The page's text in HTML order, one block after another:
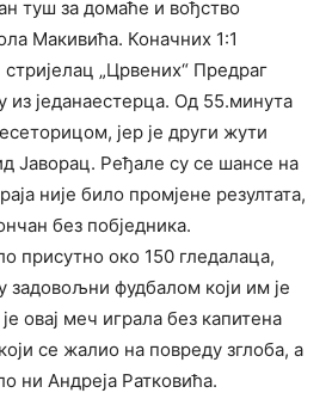
туш за домаће и вођство
Макивића. Коначних 1:1
„Црвених“ Предраг
из једанаестерца. Од 55.минута
јер је други жути
Јаворац. Ређале су се шансе на
није било промјене резултата,
без побједника.
присутно око 150 гледалаца,
задовољни фудбалом који им је
овај меч играла без капитена
се жалио на повреду зглоба, а
ни Андреја Ратковића.